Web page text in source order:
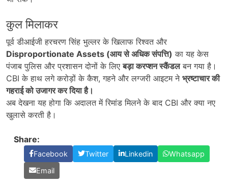
कुल मिलाकर
पूर्व डीआईजी हरचरण सिंह भुल्लर के खिलाफ रिश्वत और
Disproportionate Assets (आय से अधिक संपत्ति) का यह केस
पंजाब पुलिस और प्रशासन दोनों के लिएबड़ा करप्शन स्कैंडलबन गया है।
CBI के हाथ लगे करोड़ों के कैश, गहने और लग्जरी आइटम ने भ्रष्टाचार की
गहराई को उजागर कर दिया है।
अब देखना यह होगा कि अदालत में रिमांड मिलने के बाद CBI और क्या नए
खुलासे करती है।
Share:
Facebook Twitter Linkedin
Whatsapp
Email